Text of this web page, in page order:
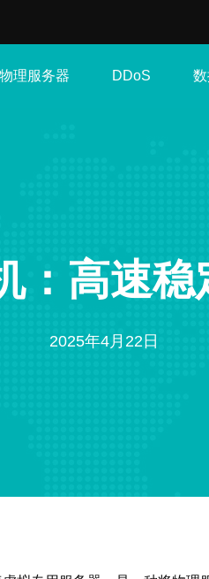
物理服务器 DDoS
：高速
2025年4月22日